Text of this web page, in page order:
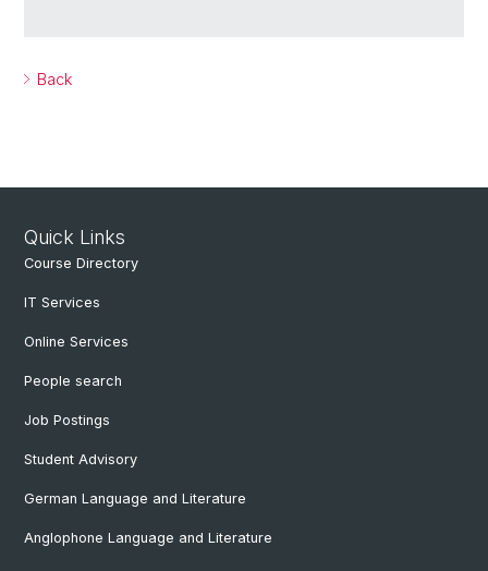
Back
Quick Links
Course Directory
IT Services
Online Services
People search
Job Postings
Student Advisory
German Language and Literature
Anglophone Language and Literature